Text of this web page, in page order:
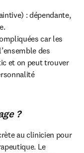
: dépendante,
car les
des
et on peut trouver
?
au clinicien pour
Le